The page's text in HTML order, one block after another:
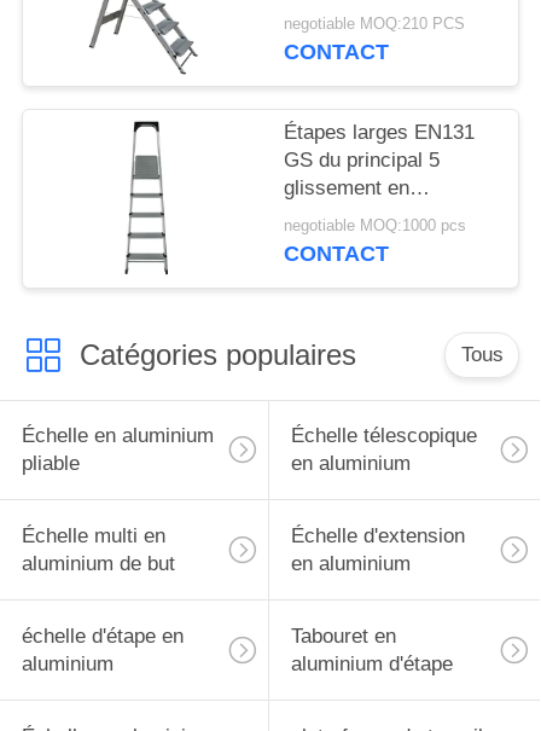
d'aluminium d'étape de
la poignée 5
negotiable MOQ:210 PCS
CONTACT
Étapes larges EN131
GS du principal 5
glissement en
aluminium pliable
argenté d'échelle d'anti
negotiable MOQ:1000 pcs
CONTACT
Catégories populaires Tous
Échelle en aluminium
pliable
Échelle télescopique
en aluminium
Échelle multi en
aluminium de but
Échelle d'extension
en aluminium
échelle d'étape en
aluminium
Tabouret en
aluminium d'étape